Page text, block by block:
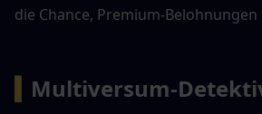
die Chance, Premium-
Multiversum-